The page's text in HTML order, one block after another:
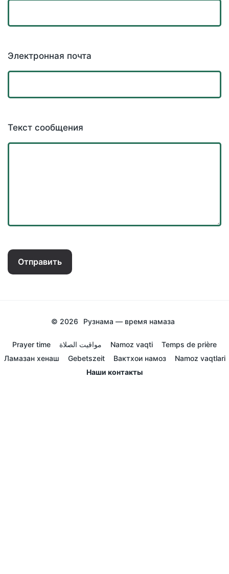
Электронная почта
Текст сообщения
Отправить
© 2026 Рузнама — время намаза
Prayer time مواقيت الصلاة Namoz vaqti
Temps de prière
Ламазан хенаш
Gebetszeit Вактхои намоз
Namoz vaqtlari
Наши контакты